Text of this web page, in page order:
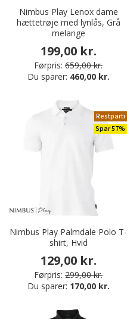
Nimbus Play Lenox dame
hættetrøje med lynlås, Grå
melange
199,00 kr.
Førpris: 659,00 kr.
Du sparer: 460,00 kr.
Restparti
Spar 57%
Nimbus Play Palmdale Polo T-
shirt, Hvid
129,00 kr.
Førpris: 299,00 kr.
Du sparer: 170,00 kr.